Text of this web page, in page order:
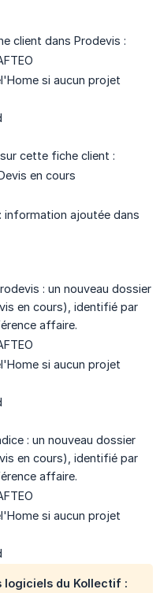
client dans Prodevis :
si aucun projet
cette fiche client :
en cours
information ajoutée dans
: un nouveau dossier
en cours), identifié par
affaire.
si aucun projet
: un nouveau dossier
en cours), identifié par
affaire.
si aucun projet
logiciels du Kollectif :